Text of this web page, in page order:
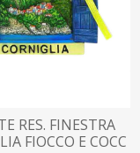
RES. FINESTRA
FIOCCO E COCC